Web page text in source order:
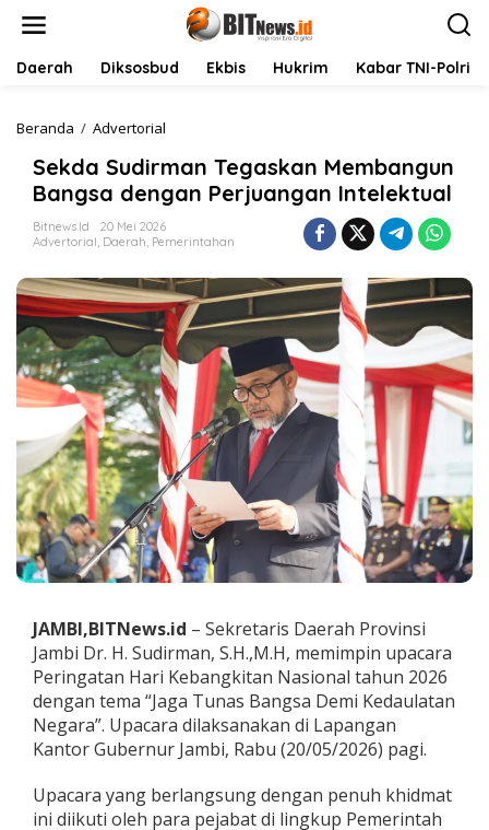
Daerah Diksosbud Ekbis Hukrim Kabar TNI-Polri
Beranda / Advertorial
k
d
a
u
i
r
m
a
n
T
e
g
a
s
k
a
n
M
e
m
a
n
g
u
n
B
a
n
s
a
Sekda Sudirman Tegaskan Membangun
Bangsa dengan Perjuangan Intelektual
Bitnews.id
20 Mei 2026
Advertorial, Daerah, Pemerintahan
JAMBI,BITNews.id – Sekretaris Daerah Provinsi
Jambi Dr. H. Sudirman, S.H.,M.H, memimpin upacara
Peringatan Hari Kebangkitan Nasional tahun 2026
dengan tema “Jaga Tunas Bangsa Demi Kedaulatan
Negara”. Upacara dilaksanakan di Lapangan
Kantor Gubernur Jambi, Rabu (20/05/2026) pagi.
Upacara yang berlangsung dengan penuh khidmat
ini diikuti oleh para pejabat di lingkup Pemerintah